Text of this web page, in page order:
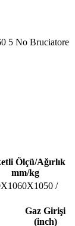
5 No Bruciatore
Ölçü/Ağırlık
mm/kg
/
Gaz Girişi
(inch)